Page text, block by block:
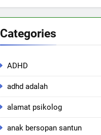
Categories
ADHD
adhd adalah
alamat psikolog
anak bersopan santun